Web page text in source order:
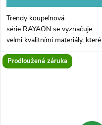
Trendy koupelnová
série RAYAON se vyznačuje
velmi kvalitními materiály, které
dodá Vaší koupelně velmi svěží
vzhled. Koupelnová série je
Prodloužená záruka